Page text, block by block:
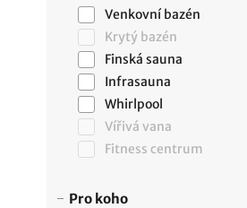
Venkovní bazén
Krytý bazén
Finská sauna
Infrasauna
Whirlpool
Vířivá vana
Fitness centrum
Pro koho